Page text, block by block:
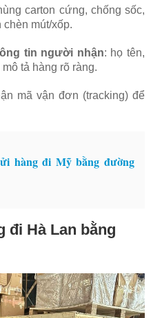
carton cứng, chống sốc,
mút/xốp.
tin người nhận: họ tên,
tả hàng rõ ràng.
mã vận đơn (tracking) để
hàng đi Mỹ bằng đường
đi Hà Lan bằng